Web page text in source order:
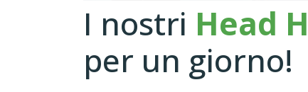
I nostri Head
per un giorno!